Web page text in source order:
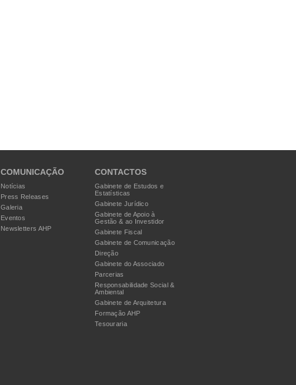
COMUNICAÇÃO
Notícias
Press Releases
Galeria
Eventos
Newsletters AHP
CONTACTOS
Gabinete de Estudos e
Estatísticas
Gabinete Jurídico
Gabinete de Apoio à
Gestão & ao Investidor
Gabinete Fiscal
Gabinete de Comunicação
Direção
Gabinete do Associado
Parcerias
Responsabilidade Social &
Ambiental
Gabinete de Arquitetura
Formação AHP
Tesouraria